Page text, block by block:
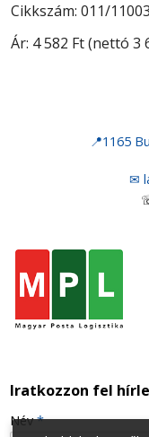
Cikkszám: 011/
Ár: 4 582 Ft(nettó 3
📍1165
✉
Iratkozzon fel
-Név*